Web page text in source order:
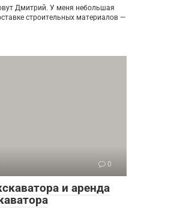
Дмитрий. У меня небольшая
строительных материалов —
0
и аренда